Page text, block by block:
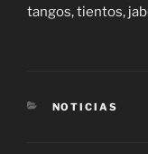
tangos, tientos,
CATEGORÍAS
NOTICIAS